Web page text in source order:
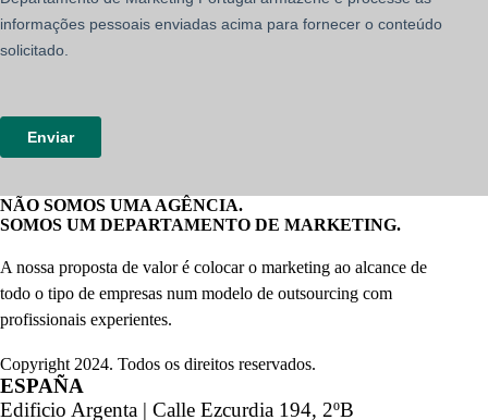
NÃO SOMOS UMA AGÊNCIA.
SOMOS UM DEPARTAMENTO DE MARKETING.
A nossa proposta de valor é colocar o marketing ao alcance de
todo o tipo de empresas num modelo de outsourcing com
profissionais experientes.
Copyright 2024. Todos os direitos reservados.
ESPAÑA
Edificio Argenta | Calle Ezcurdia 194, 2ºB